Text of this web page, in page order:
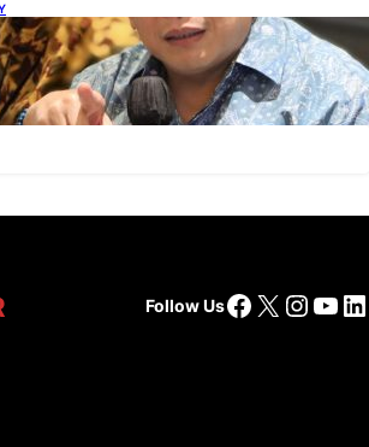
Kepemimpinan Terpadu jadi Kunci
PLTS 100 GW
Follow UsFacebook
X